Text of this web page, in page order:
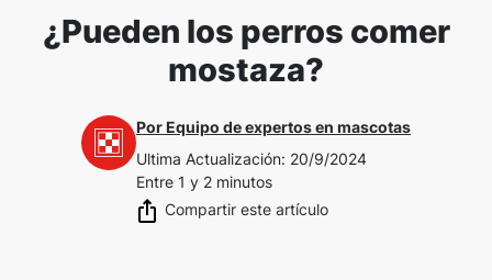
¿Pueden los perros comer
mostaza?
PorEquipo de expertos en mascotas
Ultima Actualización: 20/9/2024
Entre 1 y 2 minutos
Compartir este artículo